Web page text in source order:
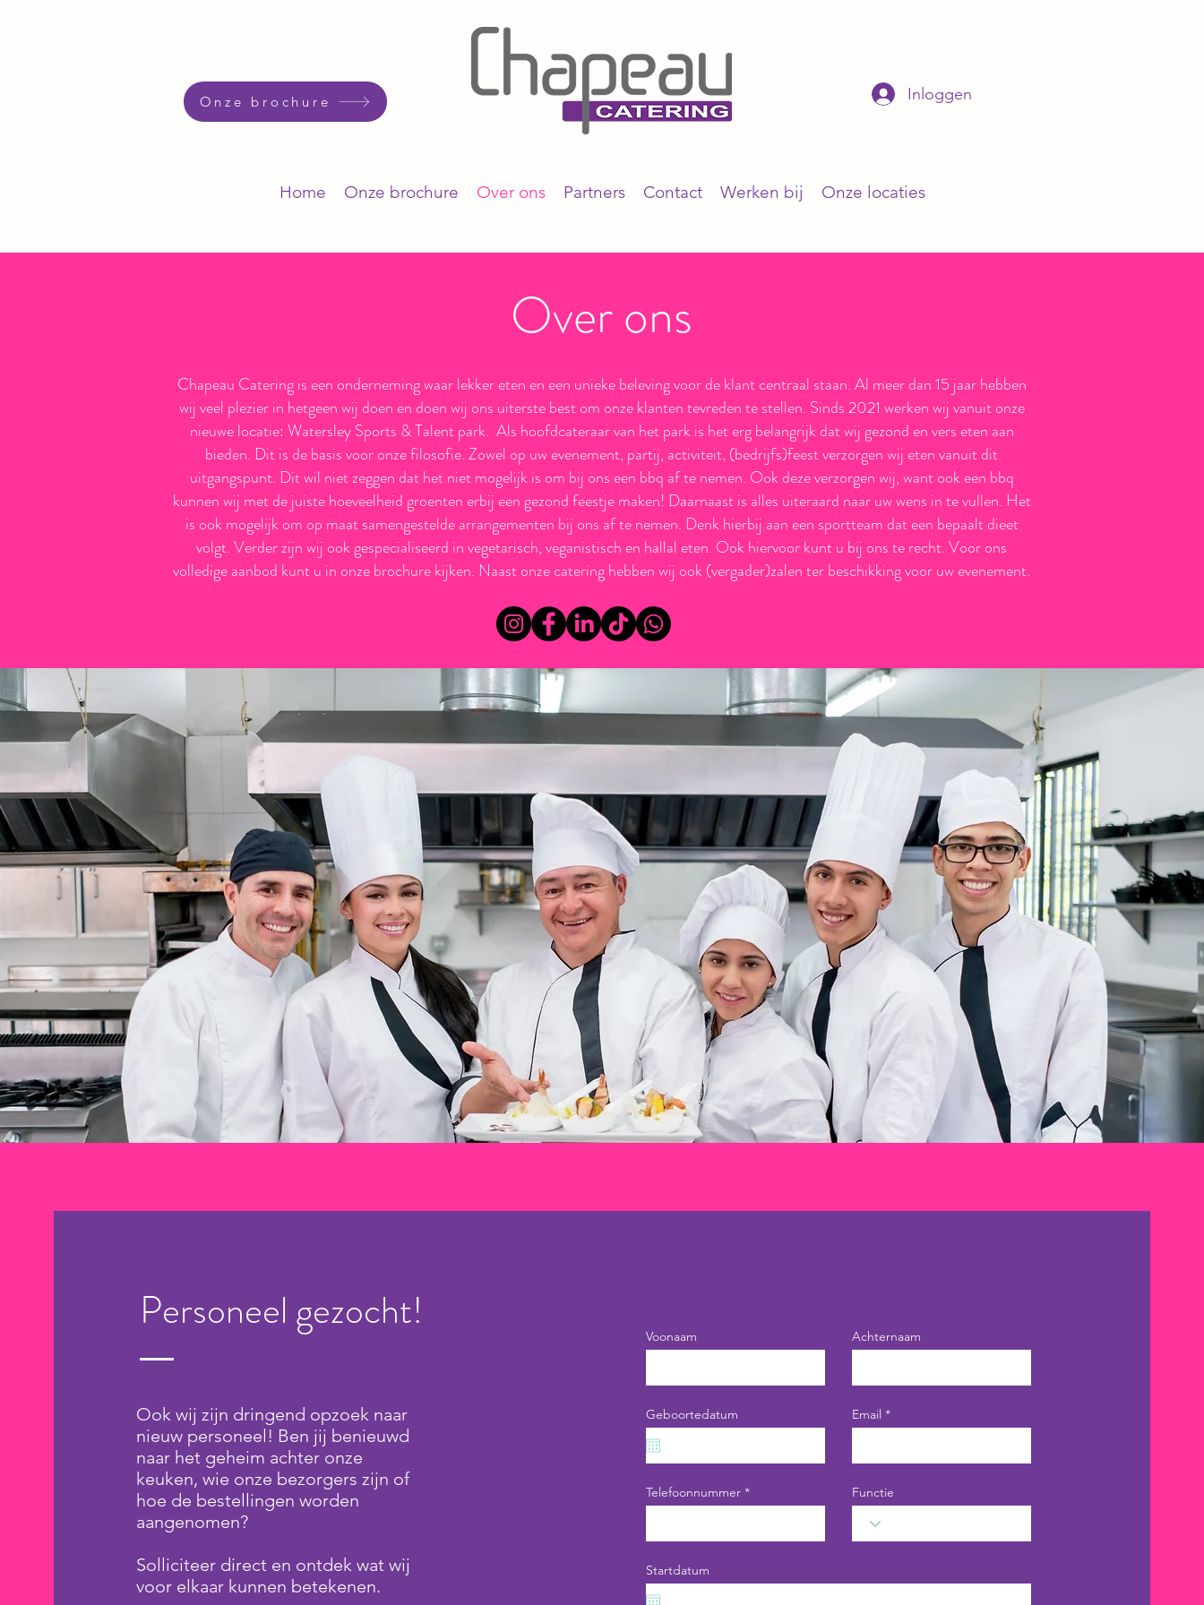
Onze brochure Inloggen
Home Onze brochure Over ons Partners Contact Werken bij Onze locaties
Over ons
Chapeau Catering is een onderneming waar lekker eten en een unieke beleving voor de klant centraal staan.Al meer dan 15 jaar hebben
wij veel plezier in hetgeen wij doen en doen wij ons uiterste best om onze klanten tevreden te stellen. Sinds 2021 werken wij vanuit onze
nieuwe locatie: Watersley Sports & Talent park. Als hoofdcateraar van het park is het erg belangrijk dat wij gezond en vers eten aan
bieden. Dit is de basis voor onze filosofie. Zowel op uw evenement, partij, activiteit, (bedrijfs)feest verzorgen wij eten vanuit dit
uitgangspunt. Dit wil niet zeggen dat het niet mogelijk is om bij ons een bbq af te nemen. Ook deze verzorgen wij, want ook een bbq
kunnen wij met de juiste hoeveelheid groenten erbij een gezond feestje maken! Daarnaast is alles uiteraard naar uw wens in te vullen. Het
is ook mogelijk om op maat samengestelde arrangementen bij ons af te nemen. Denk hierbij aan een sportteam dat een bepaalt dieet
volgt. Verder zijn wij ook gespecialiseerd in vegetarisch, veganistisch en hallal eten. Ook hiervoor kunt u bij ons te recht. Voor ons
volledige aanbod kunt u in onze brochure kijken. Naast onze catering hebben wij ook (vergader)zalen ter beschikking voor uw evenement.
Personeel gezocht!
Ook wij zijn dringend opzoek naar
nieuw personeel! Ben jij benieuwd
naar het geheim achter onze
keuken, wie onze bezorgers zijn of
hoe de bestellingen worden
aangenomen?
Solliciteer direct en ontdek wat wij
voor elkaar kunnen betekenen.
Voonaam Achternaam
Geboortedatum Email
Telefoonnummer Functie
Startdatum